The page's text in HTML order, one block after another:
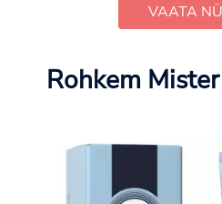
VAATA
Rohkem